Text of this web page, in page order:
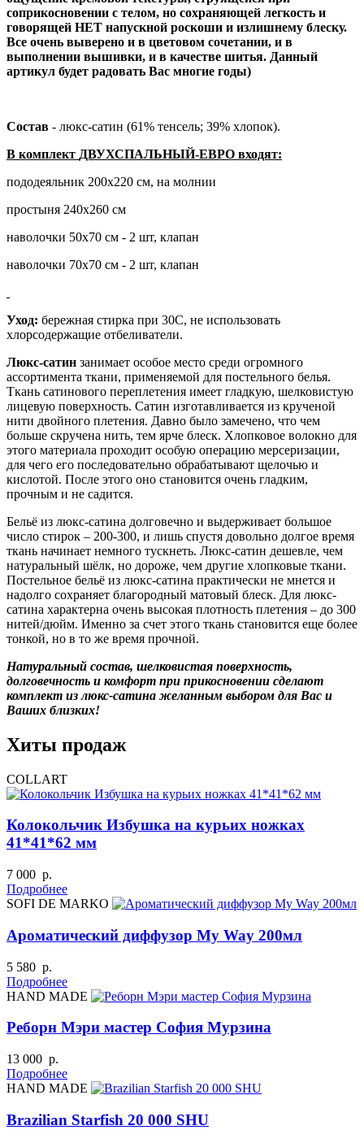
соприкосновении с телом, но сохраняющей легкость и
говорящей НЕТ напускной роскоши и излишнему блеску.
Все очень выверено и в цветовом сочетании, и в
выполнении вышивки, и в качестве шитья. Данный
артикул будет радовать Вас многие годы)
Состав - люкс-сатин (61% тенсель; 39% хлопок).
В комплект ДВУХСПАЛЬНЫЙ-ЕВРО входят:
пододеяльник 200х220 см, на молнии
простыня 240х260 см
наволочки 50х70 см - 2 шт, клапан
наволочки 70х70 см - 2 шт, клапан
Уход: бережная стирка при 30С, не использовать
хлорсодержащие отбеливатели.
Люкс-сатин занимает особое место среди огромного
ассортимента ткани, применяемой для постельного белья.
Ткань сатинового переплетения имеет гладкую, шелковистую
лицевую поверхность. Сатин изготавливается из крученой
нити двойного плетения. Давно было замечено, что чем
больше скручена нить, тем ярче блеск. Хлопковое волокно для
этого материала проходит особую операцию мерсеризации,
для чего его последовательно обрабатывают щелочью и
кислотой. После этого оно становится очень гладким,
прочным и не садится.
Бельё из люкс-сатина долговечно и выдерживает большое
число стирок – 200-300, и лишь спустя довольно долгое время
ткань начинает немного тускнеть. Люкс-сатин дешевле, чем
натуральный шёлк, но дороже, чем другие хлопковые ткани.
Постельное бельё из люкс-сатина практически не мнется и
надолго сохраняет благородный матовый блеск. Для люкс-
сатина характерна очень высокая плотность плетения – до 300
нитей/дюйм. Именно за счет этого ткань становится еще более
тонкой, но в то же время прочной.
Натуральный состав, шелковистая поверхность,
долговечность и комфорт при прикосновении сделают
комплект из люкс-сатина желанным выбором для Вас и
Ваших близких!
Хиты продаж
COLLART
Колокольчик Избушка на курьих ножках
41*41*62 мм
7 000 р.
Подробнее
SOFI DE MARKO
Ароматический диффузор My Way 200мл
5 580 р.
Подробнее
HAND MADE
Реборн Мэри мастер София Мурзина
13 000 р.
Подробнее
HAND MADE
Brazilian Starfish 20 000 SHU